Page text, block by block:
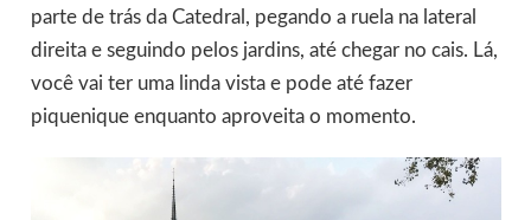
parte de trás da Catedral, pegando a ruela na lateral
direita e seguindo pelos jardins, até chegar no cais. Lá,
você vai ter uma linda vista e pode até fazer
piquenique enquanto aproveita o momento.